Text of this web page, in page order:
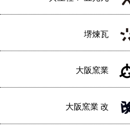
堺煉瓦
大阪窯業
大阪窯業 改